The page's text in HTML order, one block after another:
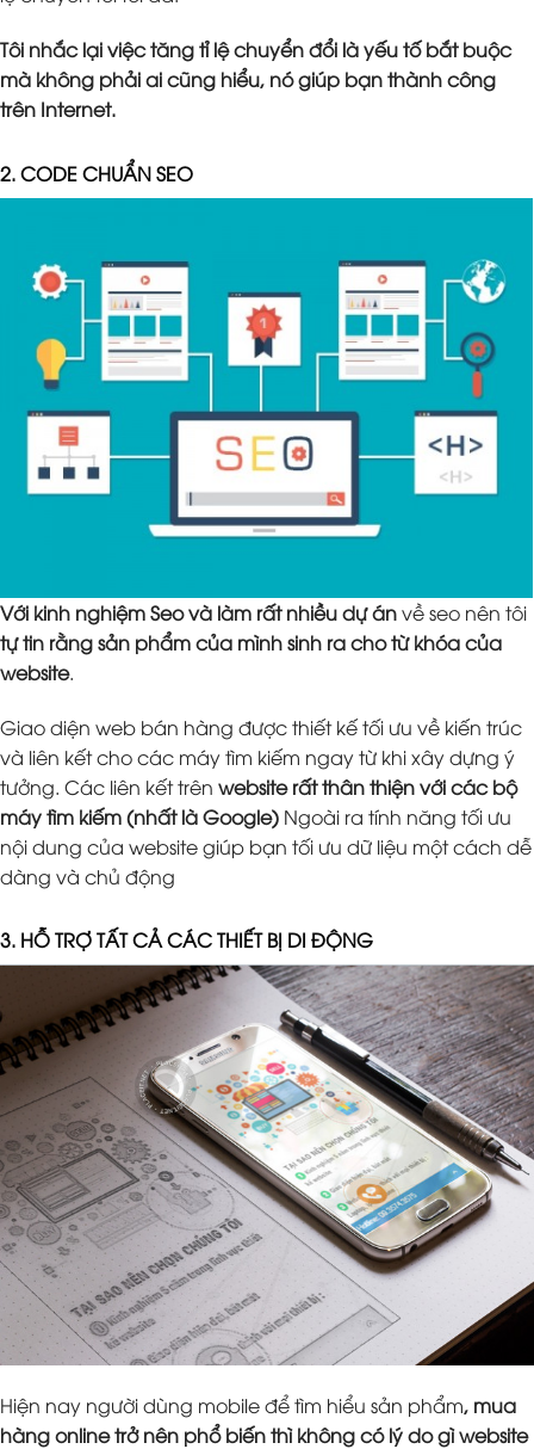
Tôi nhắc lại việc tăng tỉ lệ chuyển đổi là yếu tố bắt buộc
mà không phải ai cũng hiểu, nó giúp bạn thành công
trên Internet.
2. CODE CHUẨN SEO
Với kinh nghiệm Seo và làm rất nhiều dự ánvề seo nên tôi
tự tin rằng sản phẩm của mình sinh ra cho từ khóa của
website.
Giao diện web bán hàng được thiết kế tối ưu về kiến trúc
và liên kết cho các máy tìm kiếm ngay từ khi xây dựng ý
tưởng. Các liên kết trên website rất thân thiện với các bộ
máy tìm kiếm (nhất là Google) Ngoài ra tính năng tối ưu
nội dung của website giúp bạn tối ưu dữ liệu một cách dễ
dàng và chủ động
3. HỖ TRỢ TẤT CẢ CÁC THIẾT BỊ DI ĐỘNG
Hiện nay người dùng mobile để tìm hiểu sản phẩm, mua
hàng online trở nên phổ biến thì không có lý do gì website